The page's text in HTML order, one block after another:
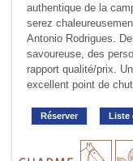
authentique de la
serez
Antonio Rodrigues.
savoureuse, des
rapport qualité/prix.
excellent point de
Réserver Liste